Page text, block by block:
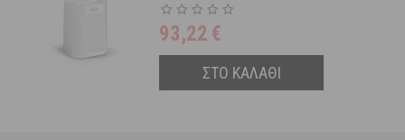
93,22 €
ΣΤΟ ΚΑΛΑΘΙ